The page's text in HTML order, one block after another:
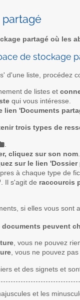
partagé où les
de stockage
d'une liste, procédez
de listes et
qui vous intéresse.
lien 'Documents
trois types de
cliquez sur son nom
sur le lien 'Dossier
à chaque type de
. Il s'agit de raccourcis
si elles vous sont
peuvent
, vous ne pouvez
, vous ne pouvez
et des signets et
et les